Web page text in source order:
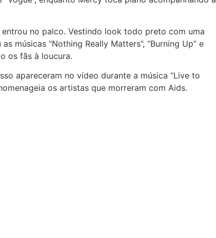
no palco. Vestindo look todo preto com uma
músicas “Nothing Really Matters”, “Burning Up” e
os fãs à loucura.
apareceram no vídeo durante a música “Live to
os artistas que morreram com Aids.